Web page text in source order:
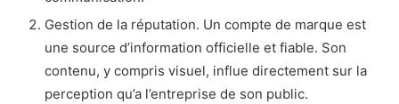
Gestion de la réputation. Un compte de marque est
une source d’information officielle et fiable. Son
contenu, y compris visuel, influe directement sur la
perception qu’a l’entreprise de son public.